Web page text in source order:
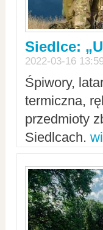
Siedlce:
2022-03-16
Śpiwory,
termiczna,
przedmioty
Siedlcach.